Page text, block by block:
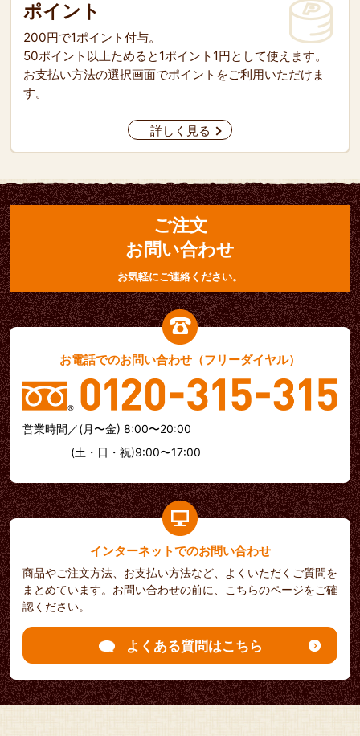
ポイント
200円で1ポイント付与。
50ポイント以上ためると1ポイント1円として使えます。
お支払い方法の選択画面でポイントをご利用いただけま
す。
詳しく見る
ご注文
お問い合わせ
お気軽にご連絡ください。
お電話でのお問い合わせ（フリーダイヤル）
営業時間／(月〜金) 8:00〜20:00
(土・日・祝)9:00〜17:00
インターネットでのお問い合わせ
商品やご注文方法、お支払い方法など、よくいただくご質問を
まとめています。お問い合わせの前に、こちらのページをご確
認ください。
よくある質問はこちら